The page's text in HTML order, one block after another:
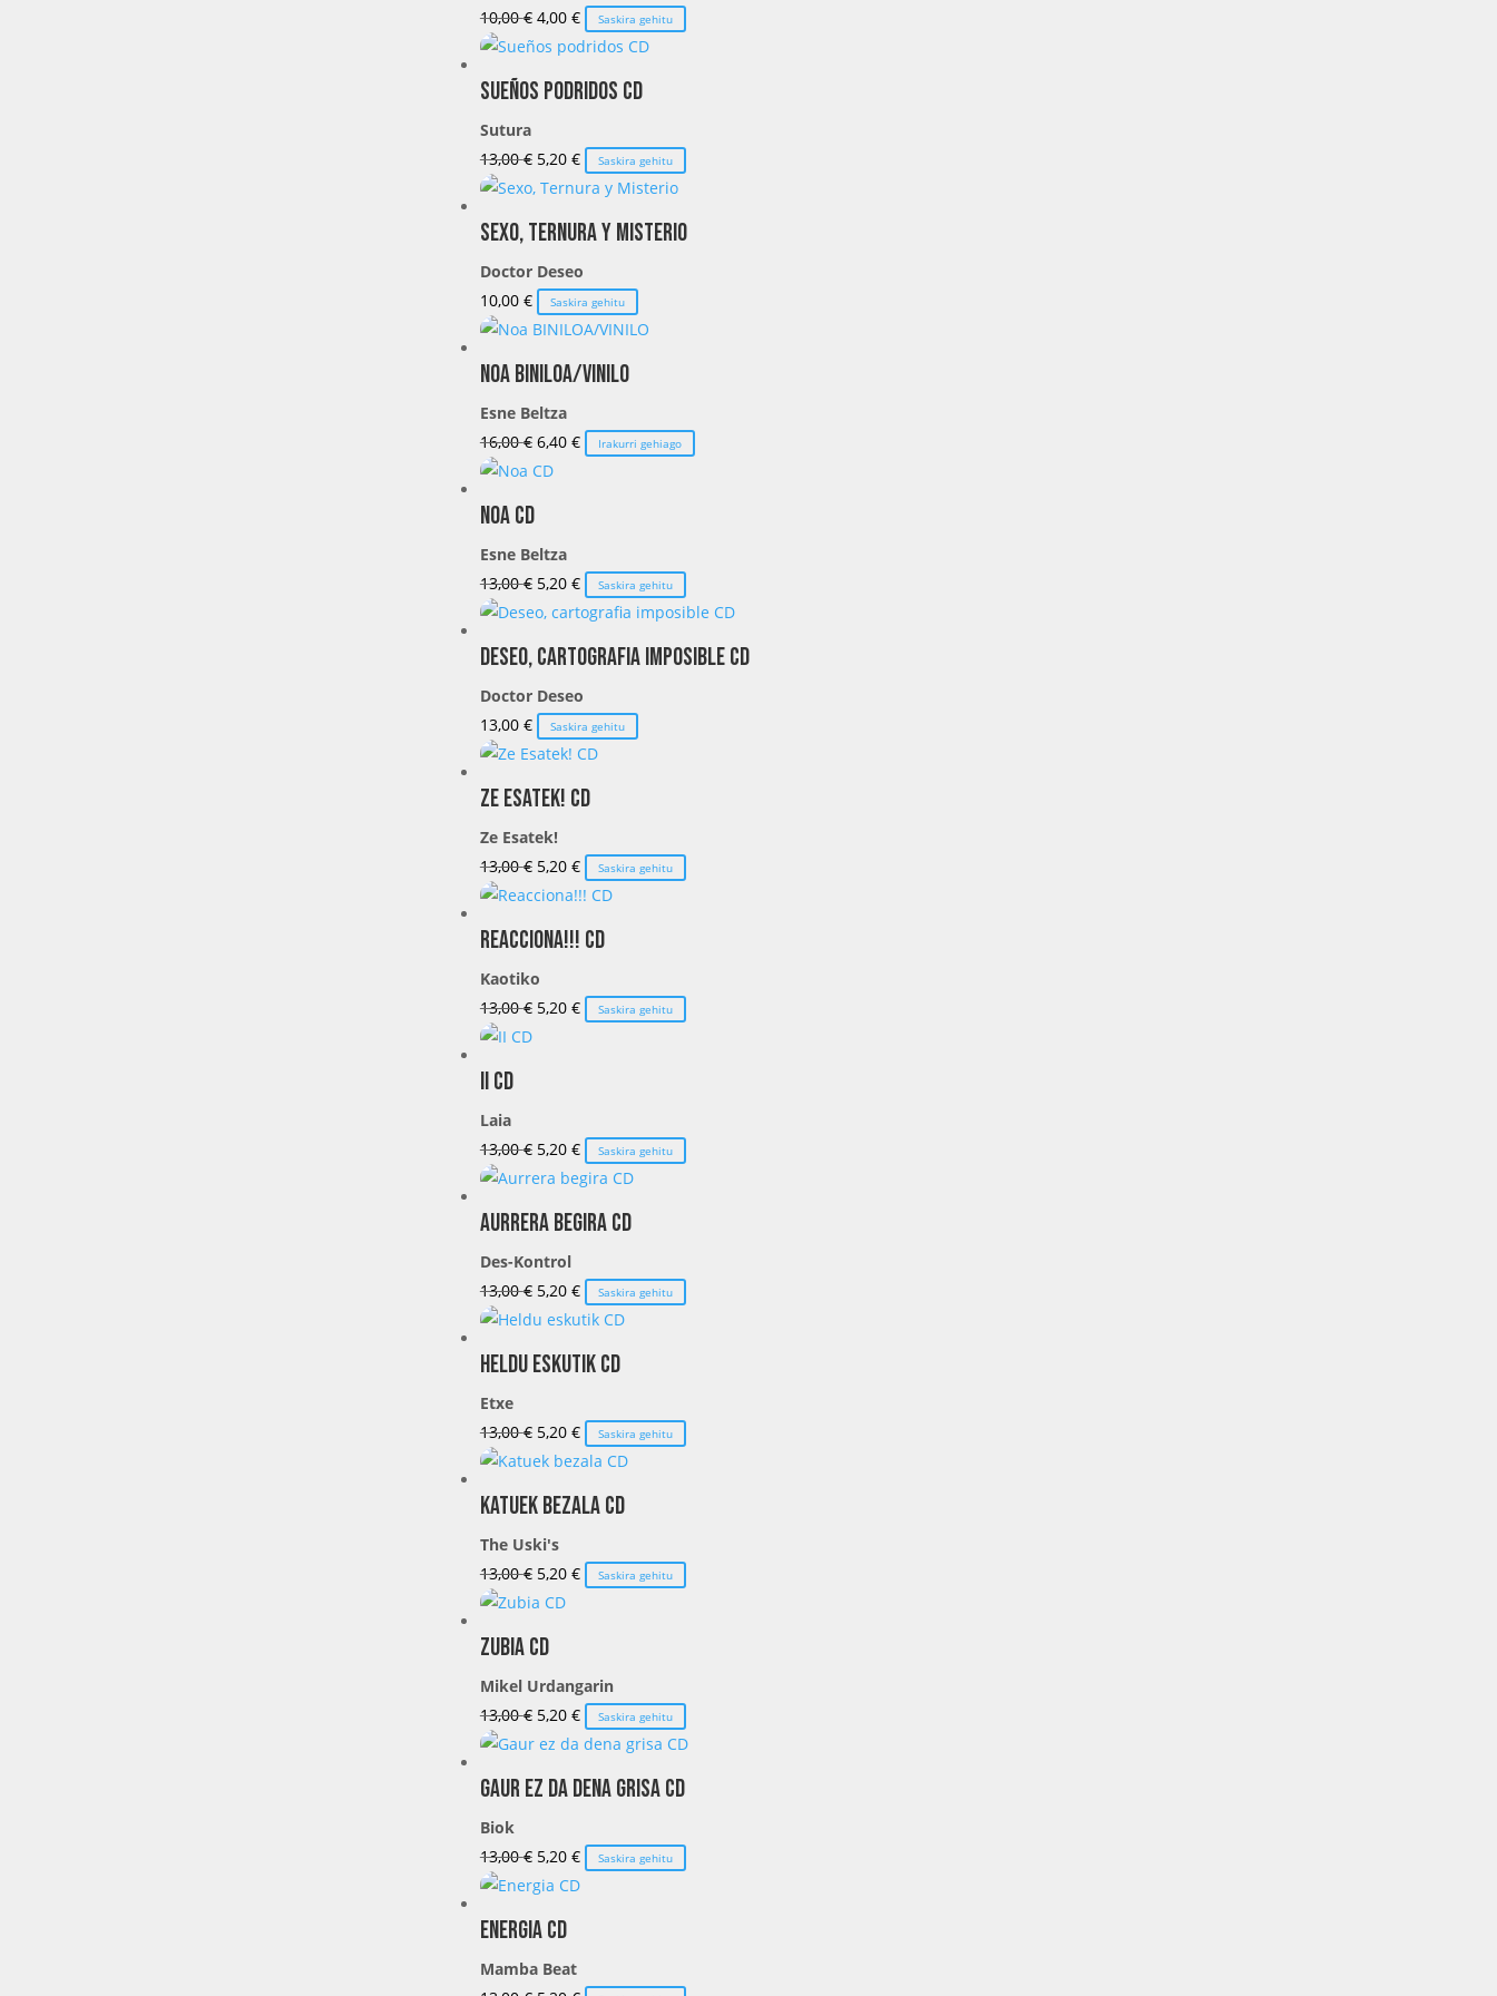
10,00€ El
precio
era:
4,00 €El
precio
es:
Saskira gehitu
Sueños podridos CD
Sutura
13,00€ El
precio
era:
13,00 €.
5,20 €El
precio
es:
5,20 €.
Saskira gehitu
Sexo, Ternura y Misterio
Doctor Deseo
10,00 € Saskira gehitu
Noa BINILOA/VINILO
Esne Beltza
16,00€ El
precio
16,00 €.
6,40 €El
Irakurri gehiago
Noa CD
Esne Beltza
13,00€ El
precio
era:
13,00 €.
5,20 €El
precio
es:
5,20 €.
Saskira gehitu
Deseo, cartografia imposible CD
Doctor Deseo
13,00 € Saskira gehitu
Ze Esatek! CD
Ze Esatek!
13,00€ El
precio
era:
13,00 €.
5,20 €El
precio
es:
Saskira gehitu
Reacciona!!! CD
Kaotiko
13,00€ El
5,20 €El
Saskira gehitu
II CD
Laia
13,00€ El
precio
era:
13,00 €.
5,20 €El
precio
es:
Saskira gehitu
Aurrera begira CD
Des-Kontrol
13,00€ El
precio
era:
5,20 €El
precio
es:
Saskira gehitu
Heldu eskutik CD
Etxe
13,00€ El
precio
era:
13,00 €.
5,20 €El
precio
es:
Saskira gehitu
Katuek bezala CD
The Uski's
13,00€ El
precio
era:
13,00 €.
5,20 €El
5,20 €.
Saskira gehitu
Zubia CD
Mikel Urdangarin
13,00€ El
precio
era:
5,20 €El
precio
es:
Saskira gehitu
Gaur ez da dena grisa CD
Biok
13,00€ El
precio
era:
13,00 €.
5,20 €El
precio
Saskira gehitu
Energia CD
Mamba Beat